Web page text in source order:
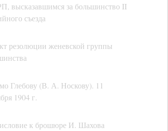
высказавшимся за большинство II
съезда
резолюции женевской группы
Глебову (В. А. Носкову). 11
1904 г.
к брошюре И. Шахова